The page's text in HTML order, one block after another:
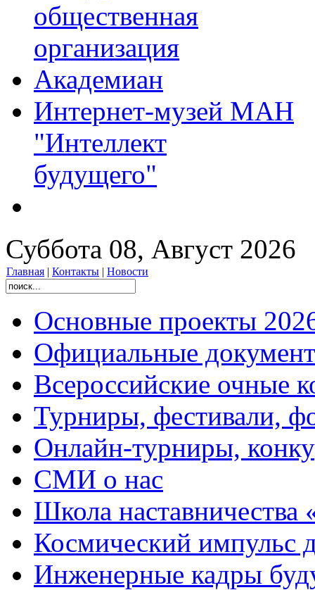
общественная
организация
Академиан
Интернет-музей МАН
"Интеллект
будущего"
Суббота 08, Август 2026
Главная | Контакты | Новости
Основные проекты
Официальные
Всероссийские очные
Турниры, фестивали,
Онлайн-турниры,
СМИ о нас
Школа
Космический импульс
Инженерные кадры